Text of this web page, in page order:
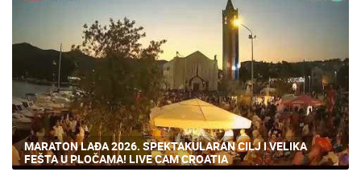
MARATON LAĐA 2026. SPEKTAKULARAN CILJ I VELIKA
FEŠTA U PLOČAMA! LIVE CAM CROATIA